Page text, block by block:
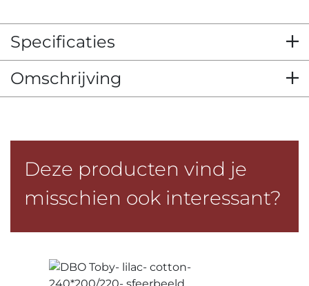
Specificaties
Omschrijving
Deze producten vind je
misschien ook interessant?